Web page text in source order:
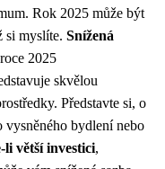
Rok 2025 může být
si myslíte. Snížená
2025
skvělou
Představte si, o
vysněného bydlení nebo
li větší investici,